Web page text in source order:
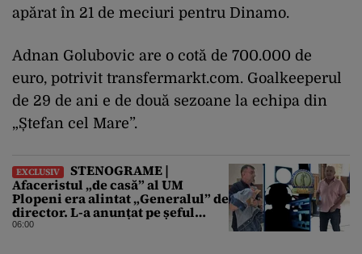
apărat în 21 de meciuri pentru Dinamo.
Adnan Golubovic are o cotă de 700.000 de
euro, potrivit transfermarkt.com. Goalkeeperul
de 29 de ani e de două sezoane la echipa din
„Ștefan cel Mare”.
EXCLUSIV
STENOGRAME |
Afaceristul „de casă” al UM
Plopeni era alintat „Generalul” de
director. L-a anunțat pe șeful
uzinei că i-a adus „subțireanu,
06:00